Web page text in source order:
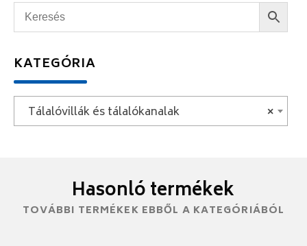
KATEGÓRIA
×
Tálalóvillák és tálalókanalak
Hasonló termékek
TOVÁBBI TERMÉKEK EBBŐL A KATEGÓRIÁBÓL